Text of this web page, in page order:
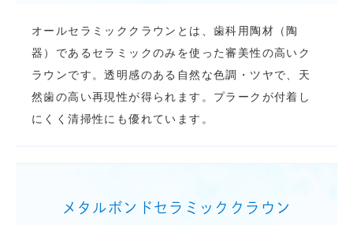
オールセラミッククラウンとは、歯科用陶材（陶
器）であるセラミックのみを使った審美性の高いク
ラウンです。透明感のある自然な色調・ツヤで、天
然歯の高い再現性が得られます。プラークが付着し
にくく清掃性にも優れています。
メタルボンドセラミッククラウン